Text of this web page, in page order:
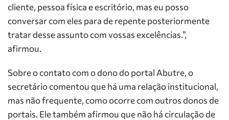
cliente, pessoa física e escritório, mas eu posso
conversar com eles para de repente posteriormente
tratar desse assunto com vossas excelências.”,
afirmou.
Sobre o contato com o dono do portal Abutre, o
secretário comentou que há uma relação institucional,
mas não frequente, como ocorre com outros donos de
portais. Ele também afirmou que não há circulação de